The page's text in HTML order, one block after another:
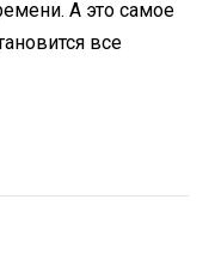
А это самое
все